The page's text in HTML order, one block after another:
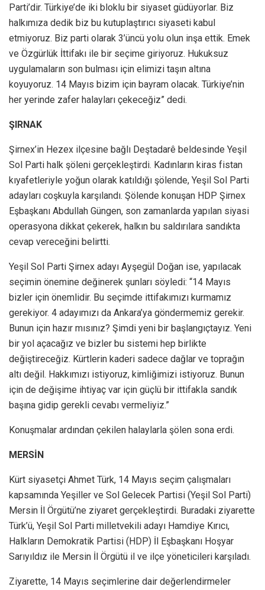
Parti’dir. Türkiye’de iki bloklu bir siyaset güdüyorlar. Biz
halkımıza dedik biz bu kutuplaştırıcı siyaseti kabul
etmiyoruz. Biz parti olarak 3’üncü yolu olun inşa ettik. Emek
ve Özgürlük İttifakı ile bir seçime giriyoruz. Hukuksuz
uygulamaların son bulması için elimizi taşın altına
koyuyoruz. 14 Mayıs bizim için bayram olacak. Türkiye’nin
her yerinde zafer halayları çekeceğiz” dedi.
ŞIRNAK
Şirnex’in Hezex ilçesine bağlı Deştadarê beldesinde Yeşil
Sol Parti halk şöleni gerçekleştirdi. Kadınların kiras fistan
kıyafetleriyle yoğun olarak katıldığı şölende, Yeşil Sol Parti
adayları coşkuyla karşılandı. Şölende konuşan HDP Şirnex
Eşbaşkanı Abdullah Güngen, son zamanlarda yapılan siyasi
operasyona dikkat çekerek, halkın bu saldırılara sandıkta
cevap vereceğini belirtti.
Yeşil Sol Parti Şirnex adayı Ayşegül Doğan ise, yapılacak
seçimin önemine değinerek şunları söyledi: “14 Mayıs
bizler için önemlidir. Bu seçimde ittifakımızı kurmamız
gerekiyor. 4 adayımızı da Ankara’ya göndermemiz gerekir.
Bunun için hazır mısınız? Şimdi yeni bir başlangıçtayız. Yeni
bir yol açacağız ve bizler bu sistemi hep birlikte
değiştireceğiz. Kürtlerin kaderi sadece dağlar ve toprağın
altı değil. Hakkımızı istiyoruz, kimliğimizi istiyoruz. Bunun
için de değişime ihtiyaç var için güçlü bir ittifakla sandık
başına gidip gerekli cevabı vermeliyiz.”
Konuşmalar ardından çekilen halaylarla şölen sona erdi.
MERSİN
Kürt siyasetçi Ahmet Türk, 14 Mayıs seçim çalışmaları
kapsamında Yeşiller ve Sol Gelecek Partisi (Yeşil Sol Parti)
Mersin İl Örgütü’ne ziyaret gerçekleştirdi. Buradaki ziyarette
Türk’ü, Yeşil Sol Parti milletvekili adayı Hamdiye Kırıcı,
Halkların Demokratik Partisi (HDP) İl Eşbaşkanı Hoşyar
Sarıyıldız ile Mersin İl Örgütü il ve ilçe yöneticileri karşıladı.
Ziyarette, 14 Mayıs seçimlerine dair değerlendirmeler